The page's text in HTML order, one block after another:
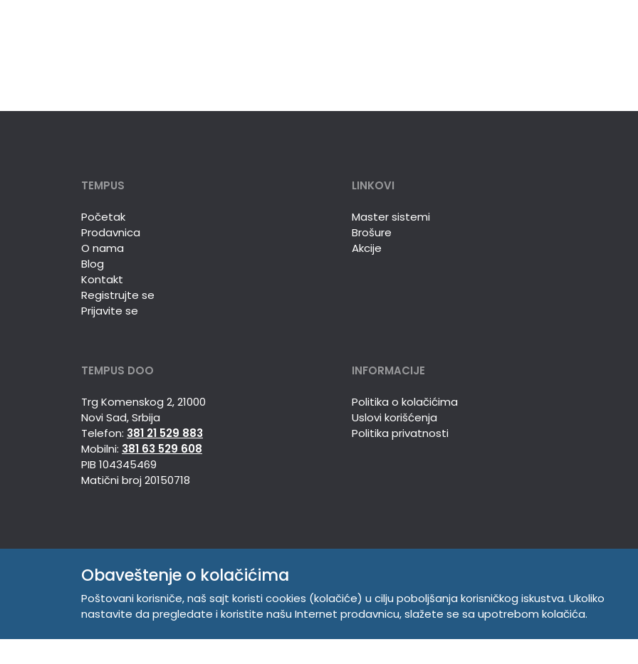
TEMPUS
Početak
Prodavnica
O nama
Blog
Kontakt
Registrujte se
Prijavite se
LINKOVI
Master sistemi
Brošure
Akcije
TEMPUS DOO
Trg Komenskog 2, 21000
Novi Sad, Srbija
Telefon: 381 21 529 883
Mobilni: 381 63 529 608
PIB 104345469
Matični broj 20150718
INFORMACIJE
Politika o kolačićima
Uslovi korišćenja
Politika privatnosti
Obaveštenje o kolačićima
Poštovani korisniče, naš sajt koristi cookies (kolačiće) u cilju poboljšanja korisničkog iskustva. Ukoliko
nastavite da pregledate i koristite našu Internet prodavnicu, slažete se sa upotrebom kolačića.